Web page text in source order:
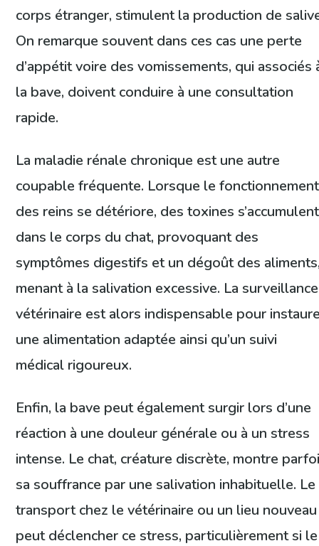
corps étranger, stimulent la production de
On remarque souvent dans ces cas une perte
d’appétit voire des vomissements, qui associés
la bave, doivent conduire à une consultation
rapide.
La maladie rénale chronique est une autre
coupable fréquente. Lorsque le fonctionnement
des reins se détériore, des toxines s’accumulent
dans le corps du chat, provoquant des
symptômes digestifs et un dégoût des
menant à la salivation excessive. La surveillance
vétérinaire est alors indispensable pour
une alimentation adaptée ainsi qu’un suivi
médical rigoureux.
Enfin, la bave peut également surgir lors d’une
réaction à une douleur générale ou à un stress
intense. Le chat, créature discrète, montre
sa souffrance par une salivation inhabituelle. Le
transport chez le vétérinaire ou un lieu nouveau
peut déclencher ce stress, particulièrement si le